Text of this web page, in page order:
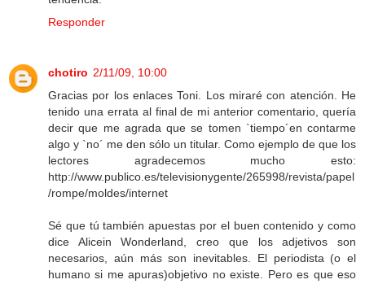
Responder
chotiro 2/11/09, 10:00
Gracias por los enlaces Toni. Los miraré con atención. He
tenido una errata al final de mi anterior comentario, quería
decir que me agrada que se tomen `tiempo´en contarme
algo y `no´ me den sólo un titular. Como ejemplo de que los
lectores agradecemos mucho esto:
http://www.publico.es/televisionygente/265998/revista/papel
/rompe/moldes/internet
Sé que tú también apuestas por el buen contenido y como
dice Alicein Wonderland, creo que los adjetivos son
necesarios, aún más son inevitables. El periodista (o el
humano si me apuras)objetivo no existe. Pero es que eso